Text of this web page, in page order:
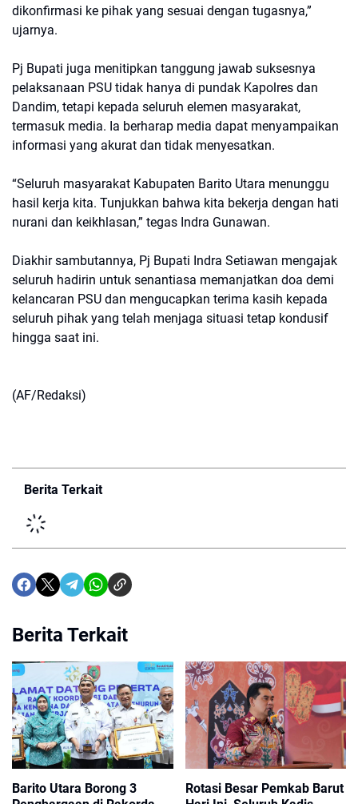
dikonfirmasi ke pihak yang sesuai dengan tugasnya,”
ujarnya.
Pj Bupati juga menitipkan tanggung jawab suksesnya
pelaksanaan PSU tidak hanya di pundak Kapolres dan
Dandim, tetapi kepada seluruh elemen masyarakat,
termasuk media. Ia berharap media dapat menyampaikan
informasi yang akurat dan tidak menyesatkan.
“Seluruh masyarakat Kabupaten Barito Utara menunggu
hasil kerja kita. Tunjukkan bahwa kita bekerja dengan hati
nurani dan keikhlasan,” tegas Indra Gunawan.
Diakhir sambutannya, Pj Bupati Indra Setiawan mengajak
seluruh hadirin untuk senantiasa memanjatkan doa demi
kelancaran PSU dan mengucapkan terima kasih kepada
seluruh pihak yang telah menjaga situasi tetap kondusif
hingga saat ini.
(AF/Redaksi)
Berita Terkait
Berita Terkait
Barito Utara Borong 3
Rotasi Besar Pemkab Barut